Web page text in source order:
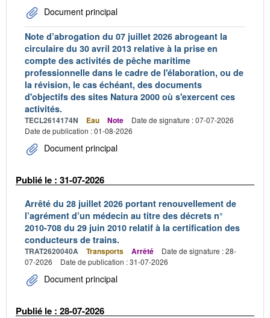
Document principal
Note d’abrogation du 07 juillet 2026 abrogeant la
circulaire du 30 avril 2013 relative à la prise en
compte des activités de pêche maritime
professionnelle dans le cadre de l'élaboration, ou de
la révision, le cas échéant, des documents
d'objectifs des sites Natura 2000 où s'exercent ces
activités.
TECL2614174N Eau Note
Date de signature : 07-07-2026
Date de publication : 01-08-2026
Document principal
Publié le : 31-07-2026
Arrêté du 28 juillet 2026 portant renouvellement de
l’agrément d’un médecin au titre des décrets n°
2010-708 du 29 juin 2010 relatif à la certification des
conducteurs de trains.
TRAT2620040A Transports Arrêté
Date de signature : 28-
07-2026
Date de publication : 31-07-2026
Document principal
Publié le : 28-07-2026